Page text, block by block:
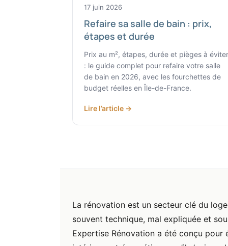
17 juin 2026
Refaire sa salle de bain : prix,
étapes et durée
Prix au m², étapes, durée et pièges à éviter
: le guide complet pour refaire votre salle
de bain en 2026, avec les fourchettes de
budget réelles en Île-de-France.
Lire l’article →
La rénovation est un secteur clé du
souvent technique, mal expliquée et
Expertise Rénovation a été conçu